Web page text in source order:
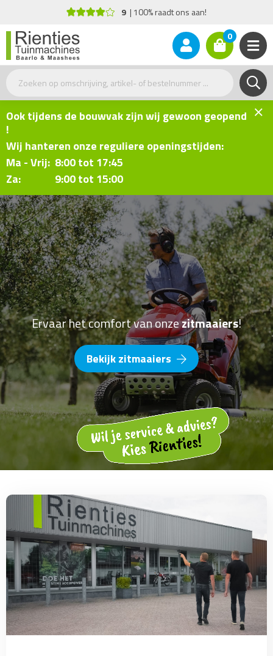
Advies nodig? +31(0)77 - 477 17 26
0
Ook tijdens de bouwvak zijn wij gewoon geopend
!
Wij hanteren onze reguliere openingstijden:
Ma - Vrij: 8:00 tot 17:45
Za: 9:00 tot 15:00
Ervaar het comfort van onzezitmaaiers!
Bekijk zitmaaiers